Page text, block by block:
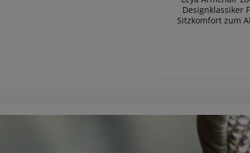
Designklassiker
Sitzkomfort zum
Stuhls ist außen
dem Leya Low
alltagstauglich. DESIGN: Design-Duo Hoffmann und KahleyssVARIANTE: UniBEZUG:
Stoff Safire 007